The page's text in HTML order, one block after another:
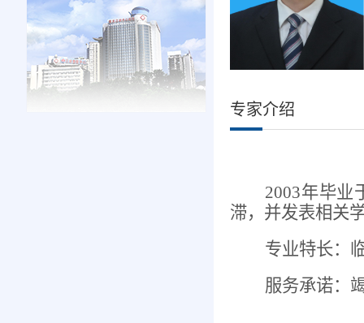
专家介绍
2003年毕业
滞，并发表相关
专业特长：
服务承诺：